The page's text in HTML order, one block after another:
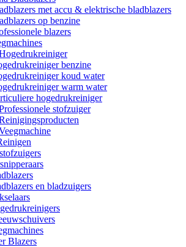
met accu & elektrische bladblazers
op benzine
blazers
benzine
koud water
warm water
hogedrukreiniger
stofzuiger
en bladzuigers
Blazers